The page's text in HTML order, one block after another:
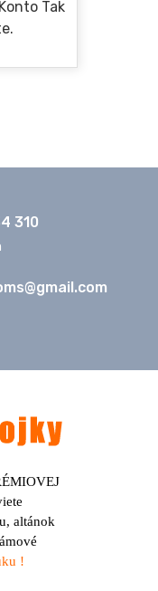
Tak
310
gmail.com
altánok
!